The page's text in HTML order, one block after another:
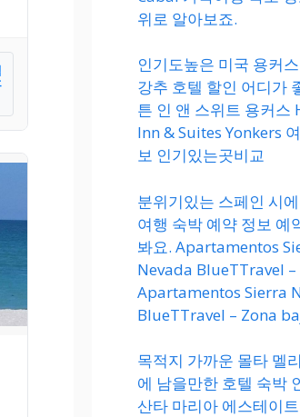
위로 알아보죠.
인기도높은 미국 용커
강추 호텔 할인 어디가
튼 인 앤 스위트 용커
Inn & Suites Yonkers
보 인기있는곳비교
분위기있는 스페인 시
여행 숙박 예약 정보 예
봐요. Apartamentos
Nevada BlueTTravel
Apartamentos Sierra
BlueTTravel – Zona
목적지 가까운 몰타 멜
에 남을만한 호텔 숙박
산타 마리아 에스테이